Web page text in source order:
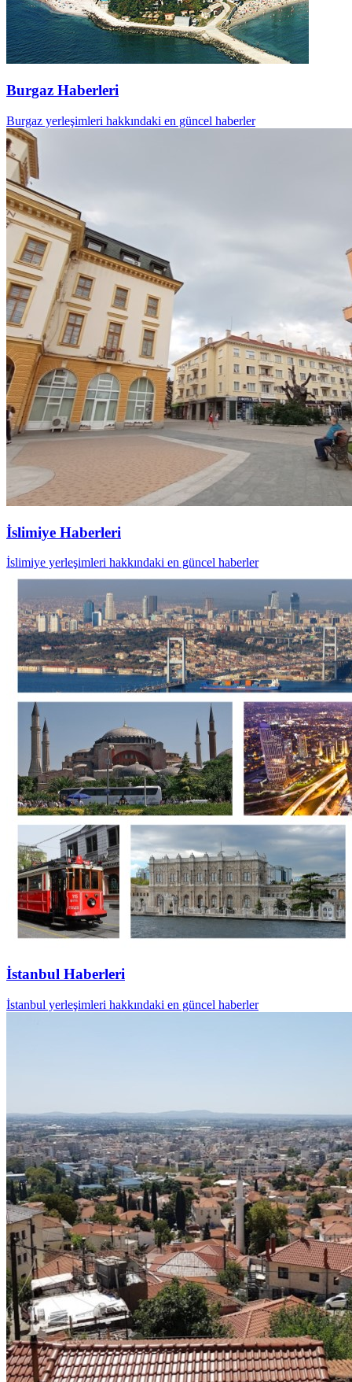
Burgaz Haberleri
Burgaz yerleşimleri hakkındaki en güncel haberler
İslimiye Haberleri
İslimiye yerleşimleri hakkındaki en güncel haberler
İstanbul Haberleri
İstanbul yerleşimleri hakkındaki en güncel haberler